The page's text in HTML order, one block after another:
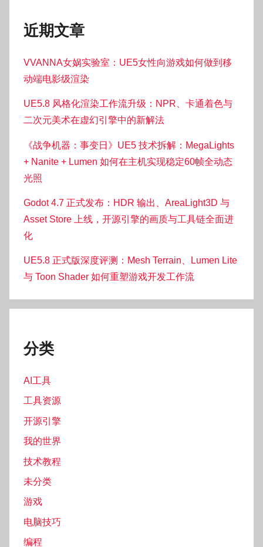
近期文章
VVANNA女娲实验室：UE5女性向游戏如何做到移
动端电影级渲染
UE5.8 风格化渲染工作流升级：NPR、卡通着色与
二次元美术在虚幻引擎中的新解法
《战争机器：事变日》UE5 技术拆解：MegaLights
+ Nanite + Lumen 如何在主机实现稳定60帧全动态
光照
Godot 4.7 正式发布：HDR 输出、AreaLight3D 与
Asset Store 上线，开源引擎的画质与工具链全面进
化
UE5.8 正式版深度评测：Mesh Terrain、Lumen Lite
与 Toon Shader 如何重塑游戏开发工作流
分类
AI工具
工具资源
开源引擎
我的世界
技术教程
未分类
游戏
电脑技巧
编程